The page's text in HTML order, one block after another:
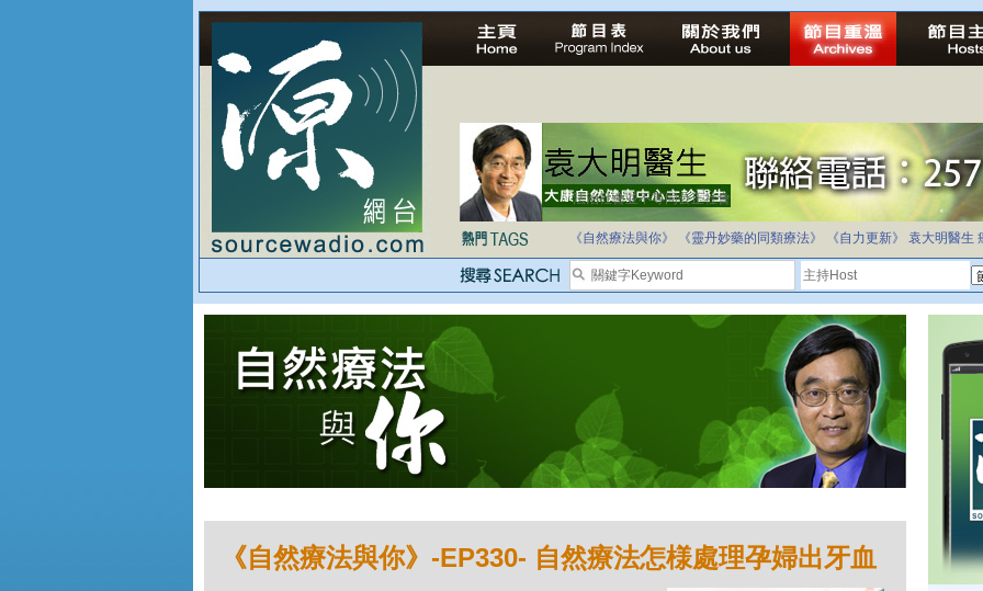
法治社會並不等同公正社會
自家教育合法化-推動多元化教育，全民學卷制
《自然療法與你》 《靈丹妙藥的同類療法》 《自力更新》 袁大明醫生
《自然療法與你》-EP330- 自然療法怎様處理孕婦出牙血